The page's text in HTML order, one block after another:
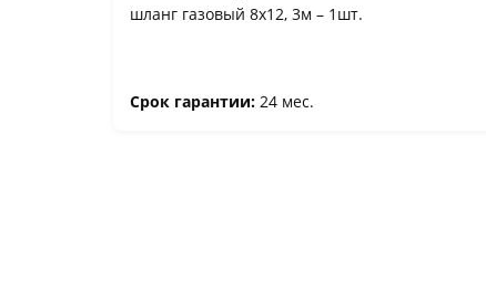
шланг газовый 8х12, 3м – 1шт.
Срок гарантии: 24 мес.